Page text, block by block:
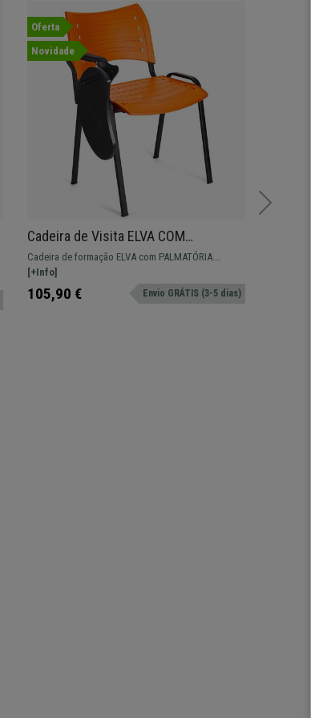
Oferta
Novidade
Cadeira de Visita ELVA COM
PALMATÓRIA, Confortável, Pernas
Pretas, Cor Laranja
Cadeira de formação ELVA com PALMATÓRIA.
Modelo ideal para salas de formação ou eventos em
que necessitemos de uma mesa.
[+Info]
105,90 € Envio GRÁTIS (3-5 dias)